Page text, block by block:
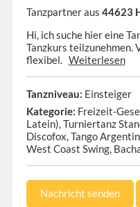
Tanzpartner aus 44623
Hi, ich suche hier eine
Tanzkurs teilzunehmen.
flexibel. Weiterlesen
Tanzniveau: Einsteiger
Kategorie: Freizeit-
Latein), Turniertanz
Discofox, Tango
West Coast Swing,
Nachricht senden